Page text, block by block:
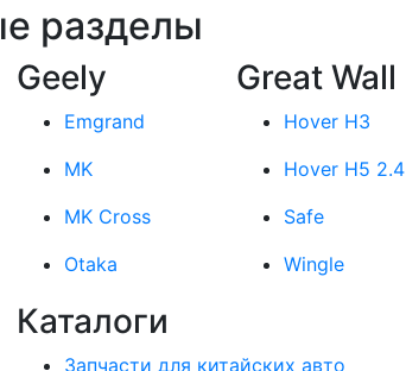
разделы
Geely
Emgrand
MK
MK Cross
Otaka
Great Wall
Hover H3
Hover H5 2.4
Safe
Wingle
Каталоги
Запчасти для китайских авто